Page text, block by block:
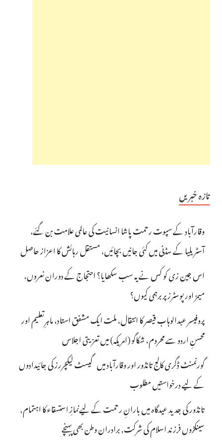
تازہ خبریں
وقارآباد کے سپوت رحمت پاشا انسانیت کی عالمی علامت بن گئے،
آسٹریلیا کے سڈنی میں کئی جانیں بچائیں، مستقل رہائش کا اعزاز حاصل
اس جین زی کو کس نے یہ سب سکھایا؟ احتجاج کے دوران نعروں،
میمز اور پوسٹرز پر برہمی کیوں؟
پروفیسر عبدالوہاب قیصر کا انتقال، ملت ایک مشفق استاد، ماہرِتعلیم اور
محسنِ اردو سے محروم، شکاگو (امریکہ) میں تعزیتی اجلاس
گورنمنٹ ڈگری کالج تانڈور اور وقارآباد میں گیسٹ لیکچررز کی جائیدادوں
کے لیے درخواستیں مطلوب
تانڈور کی جدید عیدگاہ میں بارانِ رحمت کے لیےنمازِ استسقاء کا اہتمام,
سینکڑوں فرزند اسلام کی شرکت, برادران وطن بھی پہنچے